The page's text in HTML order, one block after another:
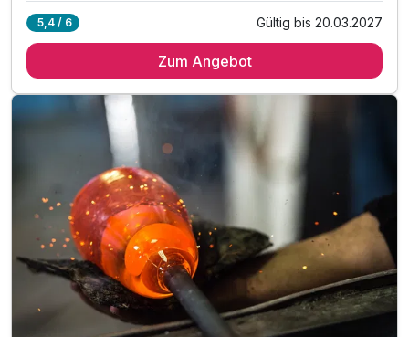
Ausstattung
Zusatznächte
2 x reichhaltiges Schlemmer-Frühstück vom Buffet
1 x Stadtführung der Welterbestadt Quedlinburg
1 x Stadtplan von Quedlinburg
inkl. Fahrt mit d. Selketalbahn-Kurtaxenleistung
inkl. romantische Zeit in unserem Hotelkino
inkl. Entspannung in unserer Sauna
inkl. W-LAN
5,4 / 6 Gültig bis 20.03.2027
Zum Angebot